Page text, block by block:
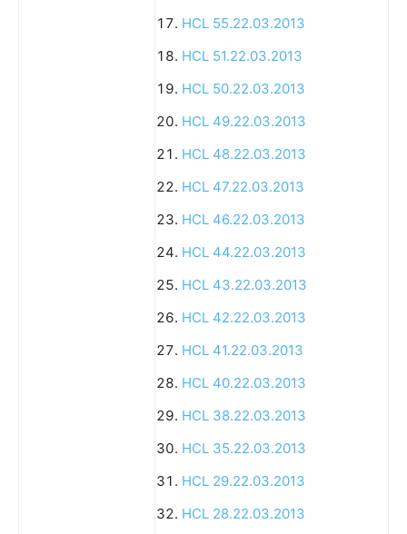
HCL 55.22.03.2013
HCL 51.22.03.2013
HCL 50.22.03.2013
HCL 49.22.03.2013
HCL 48.22.03.2013
HCL 47.22.03.2013
HCL 46.22.03.2013
HCL 44.22.03.2013
HCL 43.22.03.2013
HCL 42.22.03.2013
HCL 41.22.03.2013
HCL 40.22.03.2013
HCL 38.22.03.2013
HCL 35.22.03.2013
HCL 29.22.03.2013
HCL 28.22.03.2013